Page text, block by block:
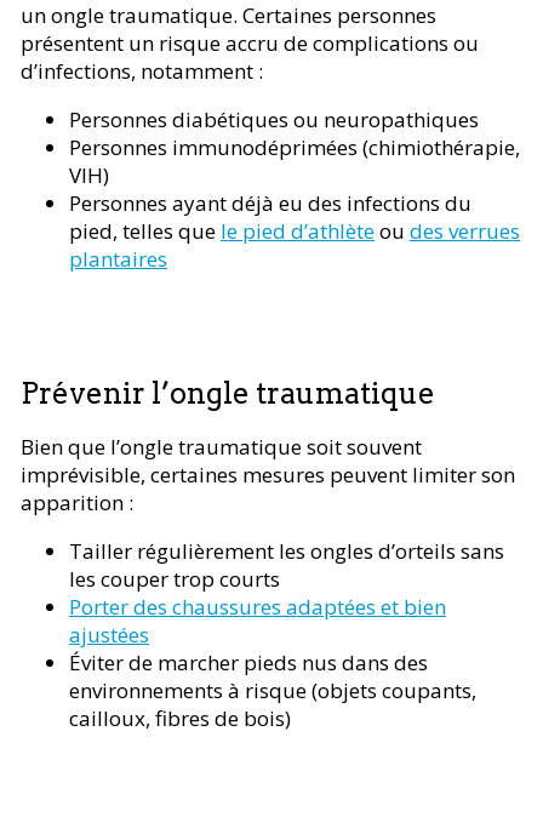
un ongle traumatique. Certaines personnes
présentent un risque accru de complications ou
d’infections, notamment :
Personnes diabétiques ou neuropathiques
Personnes immunodéprimées (chimiothérapie,
VIH)
Personnes ayant déjà eu des infections du
pied, telles que le pied d’athlèteou des verrues
plantaires
Prévenir l’ongle traumatique
Bien que l’ongle traumatique soit souvent
imprévisible, certaines mesures peuvent limiter son
apparition :
Tailler régulièrement les ongles d’orteils sans
les couper trop courts
Porter des chaussures adaptées et bien
ajustées
Éviter de marcher pieds nus dans des
environnements à risque (objets coupants,
cailloux, fibres de bois)